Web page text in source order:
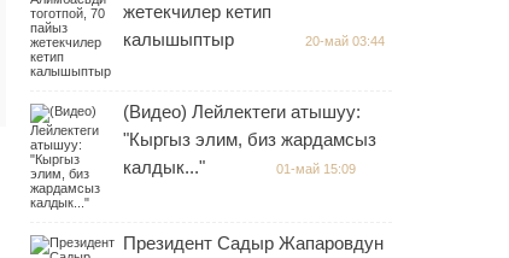
жетекчилер кетип
калышыптыр
20-май 03:44
(Видео) Лейлектеги атышуу:
"Кыргыз элим, биз жардамсыз
калдык..."
01-май 15:09
Президент Садыр Жапаровдун